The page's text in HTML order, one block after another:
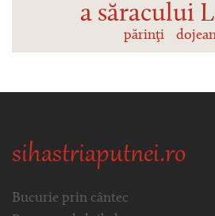
a săracului
părinţi
sihastriaputnei.ro
Bucurie prin cântec